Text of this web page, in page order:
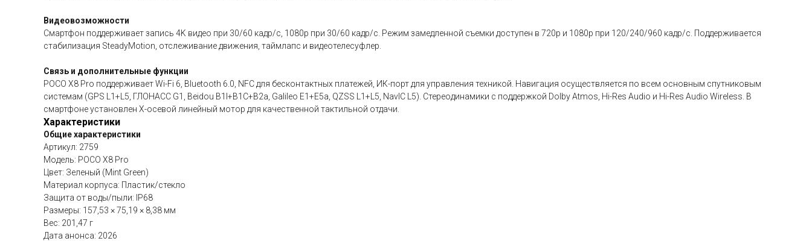
Видеовозможности
Смартфон поддерживает запись 4K видео при 30/60 кадр/с, 1080p при 30/60 кадр/с. Режим замедленной съемки доступен в 720p и 1080p при 120/240/960 кадр/с. Поддерживается
стабилизация SteadyMotion, отслеживание движения, таймлапс и видеотелесуфлер.
Связь и дополнительные функции
POCO X8 Pro поддерживает Wi-Fi 6, Bluetooth 6.0, NFC для бесконтактных платежей, ИК-порт для управления техникой. Навигация осуществляется по всем основным спутниковым
системам (GPS L1+L5, ГЛОНАСС G1, Beidou B1I+B1C+B2a, Galileo E1+E5a, QZSS L1+L5, NavIC L5). Стереодинамики с поддержкой Dolby Atmos, Hi-Res Audio и Hi-Res Audio Wireless. В
смартфоне установлен X-осевой линейный мотор для качественной тактильной отдачи.
Характеристики
Общие характеристики
Артикул: 2759
Модель: POCO X8 Pro
Цвет: Зеленый (Mint Green)
Материал корпуса: Пластик/стекло
Защита от воды/пыли: IP68
Размеры: 157,53 × 75,19 × 8,38 мм
Вес: 201,47 г
Дата анонса: 2026